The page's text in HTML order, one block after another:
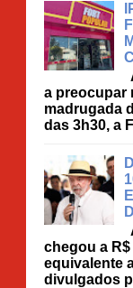
a preocupar
madrugada
das 3h30, a
chegou a
equivalente
divulgados